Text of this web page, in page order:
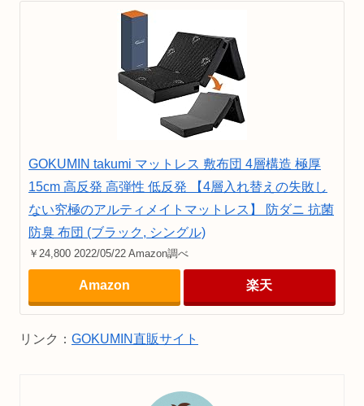
GOKUMIN takumi マットレス 敷布団 4層構造 極厚
15cm 高反発 高弾性 低反発 【4層入れ替えの失敗し
ない究極のアルティメイトマットレス】 防ダニ 抗菌
防臭 布団 (ブラック, シングル)
￥24,800 2022/05/22 Amazon調べ
Amazon 楽天
リンク： GOKUMIN直販サイト